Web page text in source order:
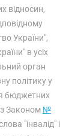
відносин,
України",
в усіх
орган
політику у
бюджетних
Законом №
"інвалід" і